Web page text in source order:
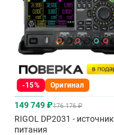
-15% Оригинал
149 749 ₽176 176 ₽
RIGOL DP2031 - источник
питания